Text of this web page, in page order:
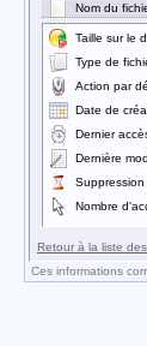
Nom du
Taille sur le
Type de
Action par
Date de
Dernier
Dernière
Suppression
Nombre
Retour à la liste
Ces informations